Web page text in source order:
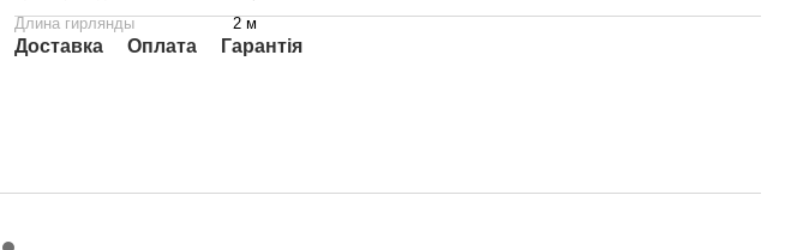
Длина гирлянды
2 м
Доставка Оплата Гарантія